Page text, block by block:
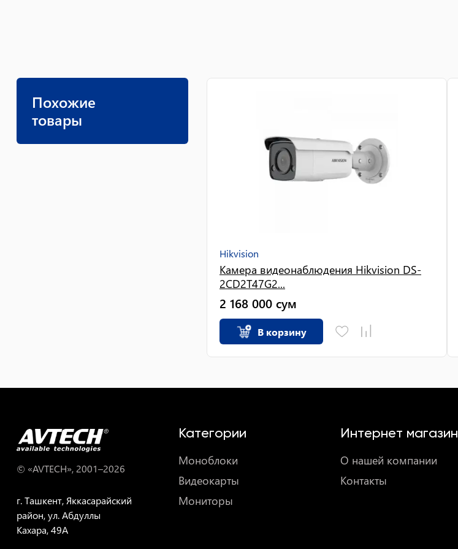
Похожие
товары
Hikvision
Камера видеонаблюдения Hikvision DS-
2CD2T47G2...
2 168 000 сум
В корзину
© «AVTECH», 2001–2026
г. Ташкент, Яккасарайский
район, ул. Абдуллы
Кахара, 49A
Категории
Моноблоки
Видеокарты
Мониторы
Интернет магазин
О нашей компании
Контакты